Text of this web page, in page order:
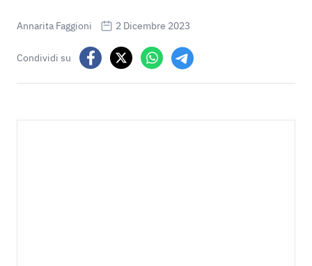
Annarita Faggioni 2 Dicembre 2023
Condividi su